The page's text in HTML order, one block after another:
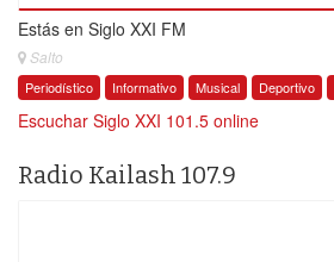
Estás en Siglo XXI FM
Salto
Periodístico Informativo Musical Deportivo
Escuchar Siglo XXI 101.5 online
Radio Kailash 107.9